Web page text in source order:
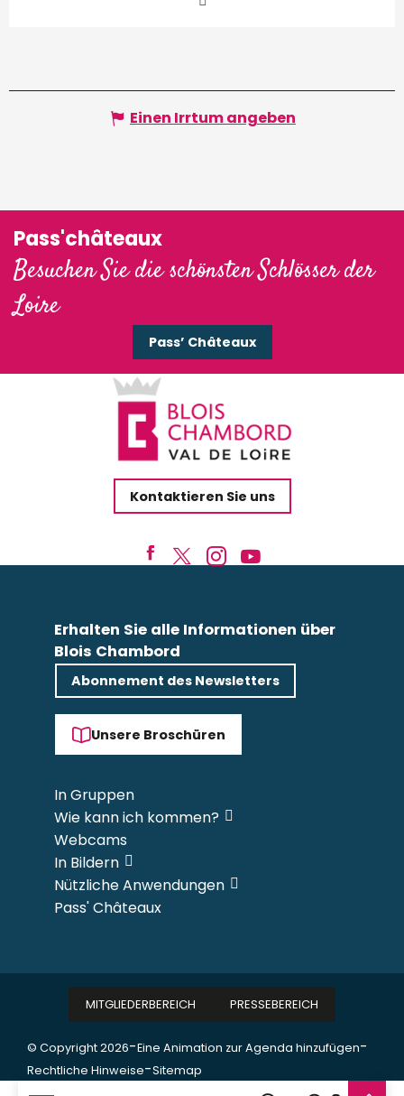
Einen Irrtum angeben
Pass'châteaux
Besuchen Sie die schönsten Schlösser der
Loire
Pass’ Châteaux
Kontaktieren Sie uns
Erhalten Sie alle Informationen über
Blois Chambord
Abonnement des Newsletters
Unsere Broschüren
In Gruppen
Wie kann ich kommen?
Webcams
In Bildern
Nützliche Anwendungen
Pass' Châteaux
© Copyright 2026-Eine Animation zur Agenda hinzufügen-
Rechtliche Hinweise-Sitemap
MITGLIEDERBEREICH PRESSEBEREICH